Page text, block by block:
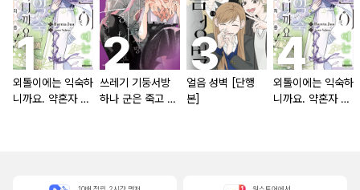
외톨이에는 익숙하
니까요. 약혼자 방
쓰레기 기둥서방
하나 군은 죽고 싶
얼음 성벽 [단행
본]
외톨이에는 익숙하
니까요. 약혼자 방